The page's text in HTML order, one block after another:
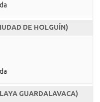
DE HOLGUÍN)
GUARDALAVACA)